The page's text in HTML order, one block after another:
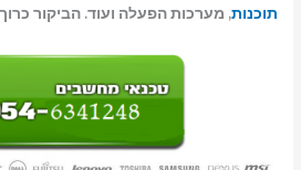
תוכנות, מערכות הפעלה ועוד. הביקור